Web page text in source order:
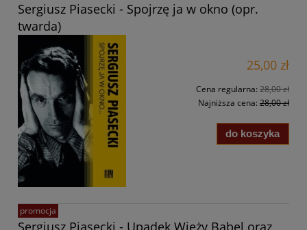
Sergiusz Piasecki - Spojrzę ja w okno (opr.
twarda)
25,00 zł
Cena regularna: 28,00 zł
Najniższa cena: 28,00 zł
do koszyka
Sergiusz Piasecki - Upadek Wieży Babel oraz
promocja